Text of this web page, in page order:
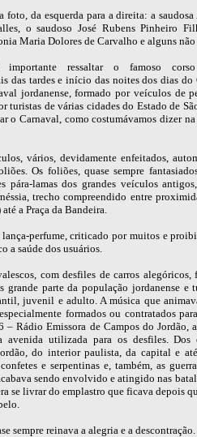
foto, da esquerda para a direita: a
o saudoso José Rubens Pinheiro
Maria Dolores de Carvalho e alguns
importante ressaltar o famoso corso
das tardes e início das noites dos dias do
jordanense, formado por veículos de
turistas de várias cidades do Estado de
o Carnaval, como costumávamos dizer
vários, devidamente enfeitados,
Os foliões, quase sempre
pára-lamas dos grandes veículos
trecho compreendido entre
a Praça da Bandeira.
perfume, criticado por muitos e
a saúde dos usuários.
com desfiles de carros alegóricos,
parte da população jordanense e
juvenil e adulto. A música que
formados ou contratados
Rádio Emissora de Campos do Jordão,
avenida utilizada para os desfiles. Dos
do interior paulista, da capital e
e serpentinas e, também, as
sendo envolvido e atingido nas
se livrar do emplastro que ficava depois
sempre reinava a alegria e a descontração.